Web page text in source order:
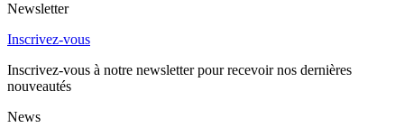
Newsletter
Inscrivez-vous
Inscrivez-vous à notre newsletter pour recevoir nos dernières
nouveautés
News